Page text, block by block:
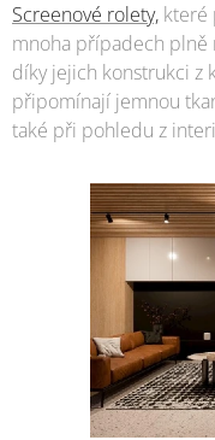
Screenové rolety, které
mnoha případech plně
díky jejich konstrukci z
připomínají jemnou
také při pohledu z